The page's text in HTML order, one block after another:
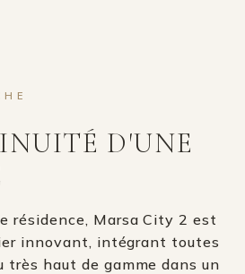
D'UNE
résidence, Marsa City 2 est
innovant, intégrant toutes
très haut de gamme dans un